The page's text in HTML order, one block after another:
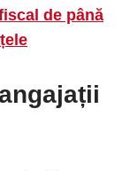
de până